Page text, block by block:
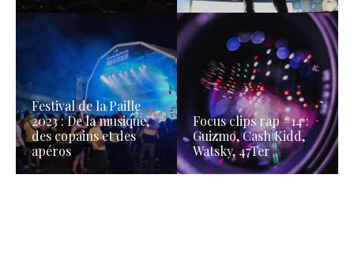
Festival de la Paille
2023 : De la musique,
des copains et des
apéros
Focus clips rap #14 :
Guizmo, Cash Kidd,
Watsky, 47Ter